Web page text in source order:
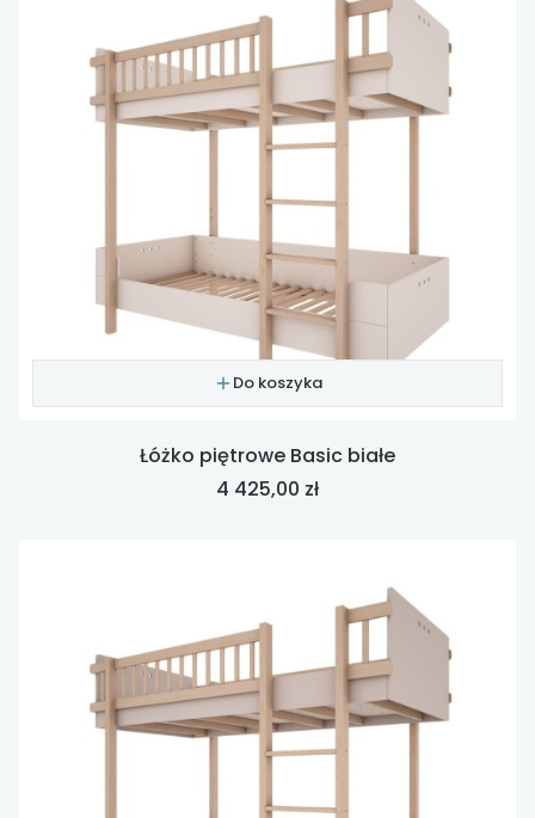
Do koszyka
Łóżko piętrowe Basic białe
Cena
4 425,00 zł